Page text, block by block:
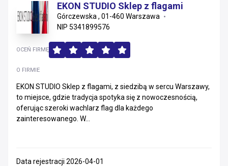
EKON STUDIO Sklep z flagami
Górczewska , 01-460 Warszawa
NIP 5341899576
O FIRMIE
EKON STUDIO Sklep z flagami, z siedzibą w sercu Warszawy,
to miejsce, gdzie tradycja spotyka się z nowoczesnością,
oferując szeroki wachlarz flag dla każdego
zainteresowanego. W...
OCEŃ FIRMĘ
Data rejestracji 2026-04-01